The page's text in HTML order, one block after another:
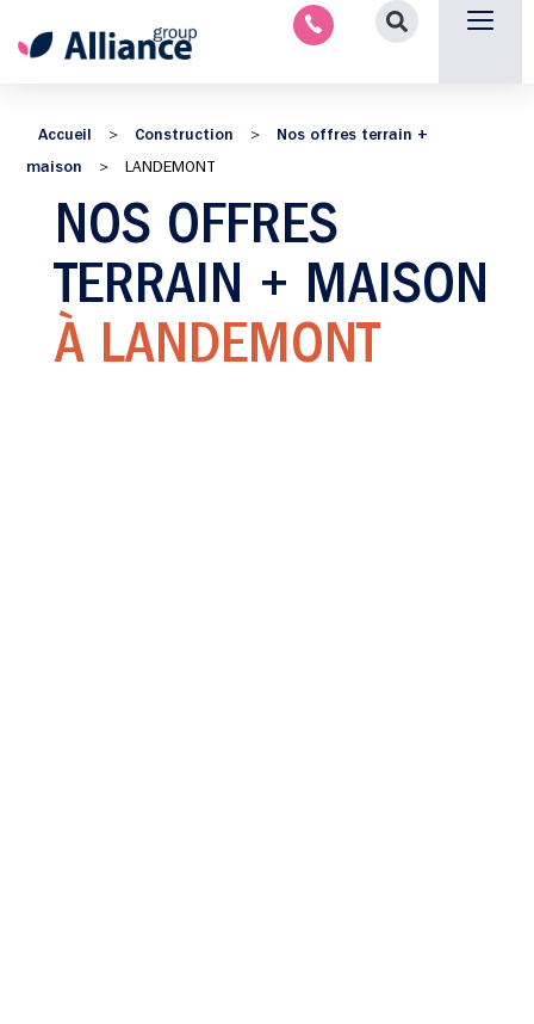
Accueil > Construction >
Nos offres terrain +
maison
> LANDEMONT
NOS OFFRES
TERRAIN + MAISON
À LANDEMONT